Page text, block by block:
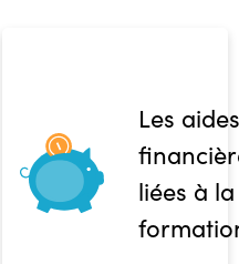
Les aides
liées à la